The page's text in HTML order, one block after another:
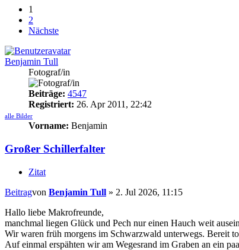
1
2
Nächste
Benjamin Tull
Fotograf/in
Beiträge: 4547
Registriert: 26. Apr 2011, 22:42
alle Bilder
Vorname: Benjamin
Großer Schillerfalter
Zitat
Beitragvon Benjamin Tull » 2. Jul 2026, 11:15
Hallo liebe Makrofreunde,
manchmal liegen Glück und Pech nur einen Hauch weit
Wir waren früh morgens im Schwarzwald unterwegs. Bereit
Auf einmal erspähten wir am Wegesrand im Graben an ein